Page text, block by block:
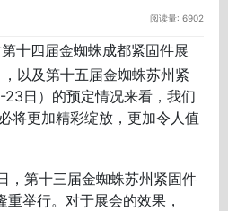
阅读量: 6902
十四届金蜘蛛成都紧固件展
以及第十五届金蜘蛛苏州紧
日）的预定情况来看，我们
将更加精彩绽放，更加令人值
第十三届金蜘蛛苏州紧固件
举行。对于展会的效果，